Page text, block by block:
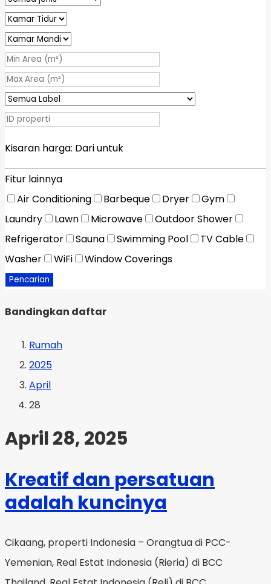
Kisaran harga: Dariuntuk
Fitur lainnya
Air Conditioning
Barbeque Dryer
Gym
Laundry
Lawn Microwave
Outdoor Shower
Refrigerator
Sauna Swimming Pool
TV Cable
Washer
WiFi Window Coverings
Pencarian
Bandingkan daftar
Rumah
2025
April
28
April 28, 2025
Kreatif dan persatuan
adalah kuncinya
Cikaang, properti Indonesia – Orangtua di PCC-
Yemenian, Real Estat Indonesia (Rieria) di BCC